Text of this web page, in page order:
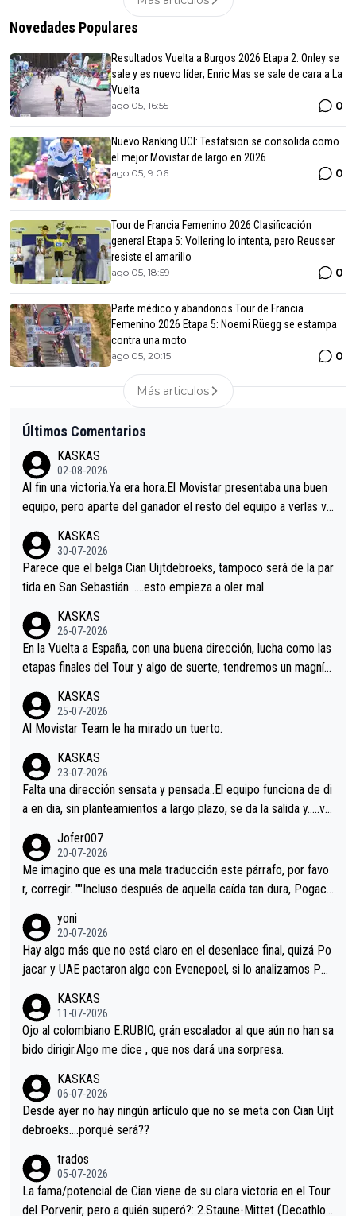
Novedades Populares
Resultados Vuelta a Burgos 2026 Etapa 2: Onley se
sale y es nuevo líder; Enric Mas se sale de cara a La
Vuelta
ago 05, 16:55 0
Nuevo Ranking UCI: Tesfatsion se consolida como
el mejor Movistar de largo en 2026
ago 05, 9:06 0
Tour de Francia Femenino 2026 Clasificación
general Etapa 5: Vollering lo intenta, pero Reusser
resiste el amarillo
ago 05, 18:59 0
Parte médico y abandonos Tour de Francia
Femenino 2026 Etapa 5: Noemi Rüegg se estampa
contra una moto
ago 05, 20:15 0
Más articulos
Últimos Comentarios
KASKAS
02-08-2026
Al fin una victoria.Ya era hora.El Movistar presentaba una buen
equipo, pero aparte del ganador el resto del equipo a verlas ve
s.La única buena noticia es la mejoría de Enric Más en San Seb
astian.Si en la Vuelta a Burgos sigue la mejoría, podríamos ten
er alguna sorpresa en la Vuelta.Ojalá.
KASKAS
30-07-2026
Parece que el belga Cian Uijtdebroeks, tampoco será de la par
tida en San Sebastián …..esto empieza a oler mal.
KASKAS
26-07-2026
En la Vuelta a España, con una buena dirección, lucha como las
etapas finales del Tour y algo de suerte, tendremos un magnífi
KASKAS
25-07-2026
Al Movistar Team le ha mirado un tuerto.
KASKAS
23-07-2026
Falta una dirección sensata y pensada..El equipo funciona de di
a en dia, sin planteamientos a largo plazo, se da la salida y…..ve
Minguez, Velez etc etc.Me da pena vivir estos momentos tan
tristes sin victorias.
Jofer007
20-07-2026
Me imagino que es una mala traducción este párrafo, por favo
r, corregir. ""Incluso después de aquella caída tan dura, Pogaca
permaneció pegado a su rueda. Parecía increíble la forma en l
a que era capaz de controlar el miedo", recordó."
yoni
20-07-2026
Hay algo más que no está claro en el desenlace final, quizá Po
jacar y UAE pactaron algo con Evenepoel, si lo analizamos Poj
i sin pedalear, luego está el saludo con Evenepoel dándose la
mano de una manera muy fraternal, más allá de los típicos toqu
es en el hombro con que saludaba a Vingegard. Ahí hubo una in
eta, a ver si por querer poner a Del Toro con calzador en posi
ción de podio UAE y Pojacar se van complicar el tour.
KASKAS
11-07-2026
Ojo al colombiano E.RUBIO, grán escalador al que aún no han sa
bido dirigir.Algo me dice , que nos dará una sorpresa.
KASKAS
06-07-2026
Desde ayer no hay ningún artículo que no se meta con Cian Uijt
debroeks….porqué será??
trados
05-07-2026
La fama/potencial de Cian viene de su clara victoria en el Tour
del Porvenir, pero a quién superó?: 2.Staune-Mittet (Decathlon,